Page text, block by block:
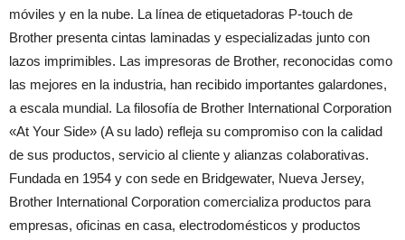
móviles y en la nube. La línea de etiquetadoras P-touch de
Brother presenta cintas laminadas y especializadas junto con
lazos imprimibles. Las impresoras de Brother, reconocidas como
las mejores en la industria, han recibido importantes galardones,
a escala mundial. La filosofía de Brother International Corporation
«At Your Side» (A su lado) refleja su compromiso con la calidad
de sus productos, servicio al cliente y alianzas colaborativas.
Fundada en 1954 y con sede en Bridgewater, Nueva Jersey,
Brother International Corporation comercializa productos para
empresas, oficinas en casa, electrodomésticos y productos